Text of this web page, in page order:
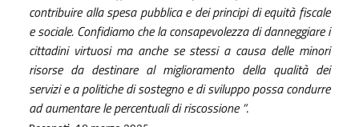
contribuire alla spesa pubblica e dei principi di equità fiscale
e sociale. Confidiamo che la consapevolezza di danneggiare i
cittadini virtuosi ma anche se stessi a causa delle minori
risorse da destinare al miglioramento della qualità dei
servizi e a politiche di sostegno e di sviluppo possa condurre
ad aumentare le percentuali di riscossione “.